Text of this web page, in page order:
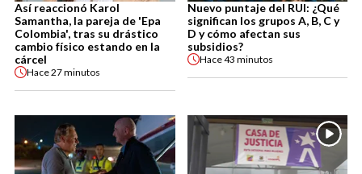
Así reaccionó Karol
Samantha, la pareja de 'Epa
Colombia', tras su drástico
cambio físico estando en la
cárcel
Hace27 minutos
Nuevo puntaje del RUI: ¿Qué
significan los grupos A, B, C y
D y cómo afectan sus
subsidios?
Hace43 minutos